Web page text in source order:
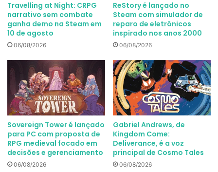
Travelling at Night: CRPG
narrativo sem combate
ganha demo na Steam em
10 de agosto
06/08/2026
ReStory é lançado no
Steam com simulador de
reparo de eletrônicos
inspirado nos anos 2000
06/08/2026
Sovereign Tower é lançado
para PC com proposta de
RPG medieval focado em
decisões e gerenciamento
06/08/2026
Gabriel Andrews, de
Kingdom Come:
Deliverance, é a voz
principal de Cosmo Tales
06/08/2026